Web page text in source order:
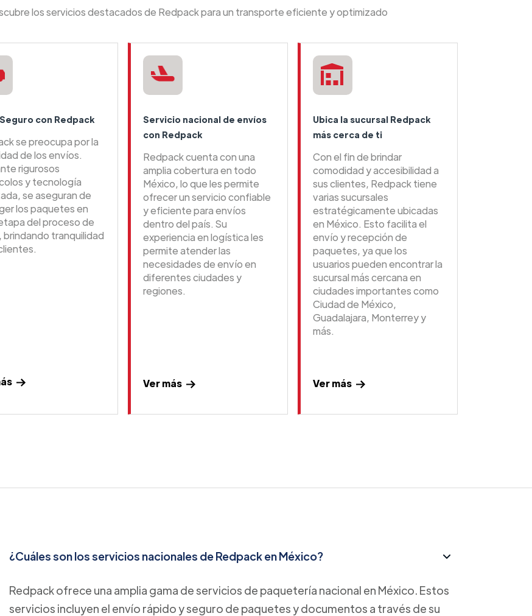
los servicios destacados de Redpack para un transporte eficiente y optimizado
con Redpack
se preocupa por la
de los envíos.
rigurosos
y tecnología
se aseguran de
los paquetes en
del proceso de
brindando tranquilidad
Servicio nacional de envíos
con Redpack
Redpack cuenta con una
amplia cobertura en todo
México, lo que les permite
ofrecer un servicio confiable
y eficiente para envíos
dentro del país. Su
experiencia en logística les
permite atender las
necesidades de envío en
diferentes ciudades y
regiones.
Ver más
Ubica la sucursal Redpack
más cerca de ti
Con el fin de brindar
comodidad y accesibilidad a
sus clientes, Redpack tiene
varias sucursales
estratégicamente ubicadas
en México. Esto facilita el
envío y recepción de
paquetes, ya que los
usuarios pueden encontrar la
sucursal más cercana en
ciudades importantes como
Ciudad de México,
Guadalajara, Monterrey y
más.
Ver más
¿Cuáles son los servicios nacionales de Redpack en México?
Redpack ofrece una amplia gama de servicios de paquetería nacional en México. Estos
servicios incluyen el envío rápido y seguro de paquetes y documentos a través de su